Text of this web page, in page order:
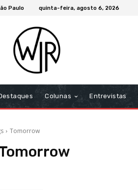
Paulo quinta-feira, agosto 6, 2026
Colunas Entrevistas
Tomorrow